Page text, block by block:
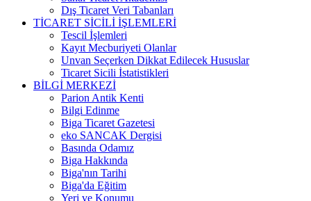
Dış Ticaret Veri Tabanları
TİCARET SİCİLİ İŞLEMLERİ
Tescil İşlemleri
Kayıt Mecburiyeti Olanlar
Unvan Seçerken Dikkat Edilecek Hususlar
Ticaret Sicili İstatistikleri
BİLGİ MERKEZİ
Parion Antik Kenti
Bilgi Edinme
Biga Ticaret Gazetesi
eko SANCAK Dergisi
Basında Odamız
Biga Hakkında
Biga'nın Tarihi
Biga'da Eğitim
Yeri ve Konumu